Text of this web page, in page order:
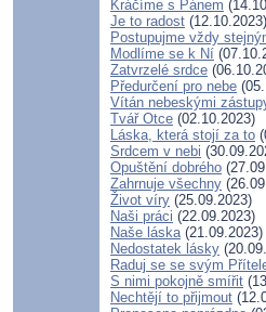
Kráčíme s Pánem
Je to radost (12.10.2023)
Postupujme vždy
Modlíme se k Ní
Zatvrzelé srdce
Předurčení pro nebe
Vítán nebeskými
Tvář Otce (02.10.2023)
Láska, která stojí za to
Srdcem v nebi
Opuštění dobrého
Zahrnuje všechny
Život víry (25.09.2023)
Naši práci (22.09.2023)
Naše láska(21.09.2023)
Nedostatek lásky
Raduj se se svým
S nimi pokojně smířit
Nechtějí to přijmout